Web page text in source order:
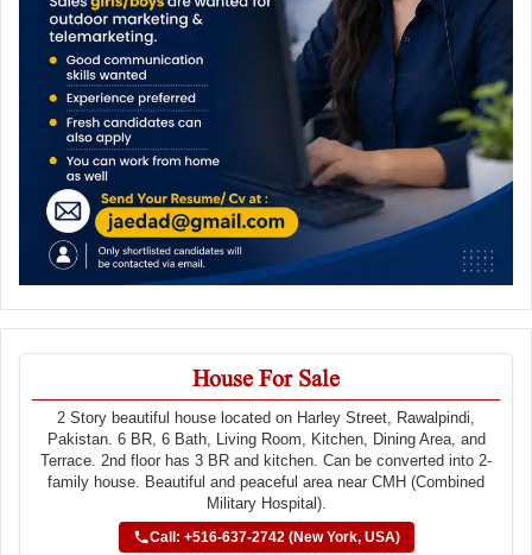
House For Sale
2 Story beautiful house located on Harley Street, Rawalpindi,
Pakistan. 6 BR, 6 Bath, Living Room, Kitchen, Dining Area, and
Terrace. 2nd floor has 3 BR and kitchen. Can be converted into 2-
family house. Beautiful and peaceful area near CMH (Combined
Military Hospital).
Call: +516-637-2742 (New York, USA)